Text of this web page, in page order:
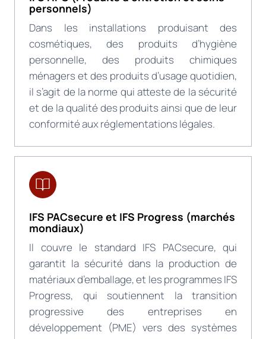
personnels)
Dans les installations produisant des
cosmétiques, des produits d’hygiène
personnelle, des produits chimiques
ménagers et des produits d’usage quotidien,
il s’agit de la norme qui atteste de la sécurité
et de la qualité des produits ainsi que de leur
conformité aux réglementations légales.
IFS PACsecure et IFS Progress (marchés
mondiaux)
Il couvre le standard IFS PACsecure, qui
garantit la sécurité dans la production de
matériaux d’emballage, et les programmes IFS
Progress, qui soutiennent la transition
progressive des entreprises en
développement (PME) vers des systèmes